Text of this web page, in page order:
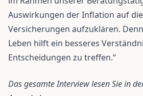
Auswirkungen der Inflation auf
Versicherungen aufzuklären.
Leben hilft ein besseres
Entscheidungen zu treffen.“
Das gesamte Interview lesen Sie in